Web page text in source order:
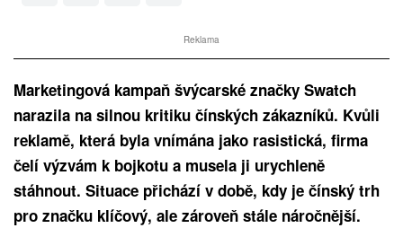
Reklama
Marketingová kampaň švýcarské značky Swatch
narazila na silnou kritiku čínských zákazníků. Kvůli
reklamě, která byla vnímána jako rasistická, firma
čelí výzvám k bojkotu a musela ji urychleně
stáhnout. Situace přichází v době, kdy je čínský trh
pro značku klíčový, ale zároveň stále náročnější.